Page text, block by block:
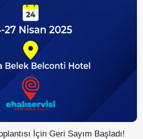
İçin Geri Sayım Başladı!